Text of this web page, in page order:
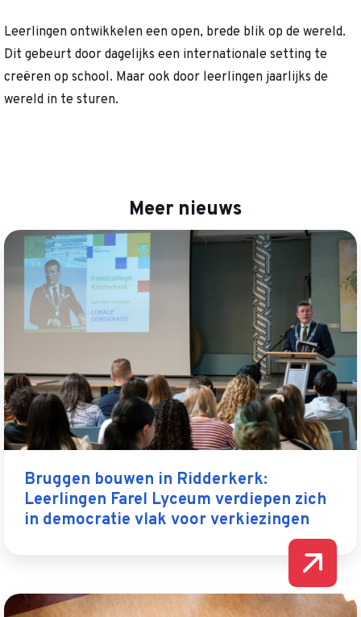
Leerlingen ontwikkelen een open, brede blik op de wereld.
Dit gebeurt door dagelijks een internationale setting te
creëren op school. Maar ook door leerlingen jaarlijks de
wereld in te sturen.
Meer nieuws
Bruggen bouwen in Ridderkerk:
Leerlingen Farel Lyceum verdiepen zich
in democratie vlak voor verkiezingen